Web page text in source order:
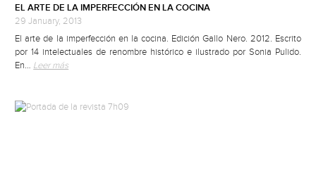
EL ARTE DE LA IMPERFECCIÓN EN LA COCINA
29 January, 2013
El arte de la imperfección en la cocina. Edición Gallo Nero. 2012. Escrito
por 14 intelectuales de renombre histórico e ilustrado por Sonia Pulido.
En… Leer más